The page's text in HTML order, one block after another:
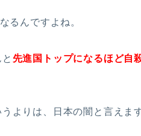
るんですよね。
先進国トップになるほど自
よりは、日本の闇と言えま